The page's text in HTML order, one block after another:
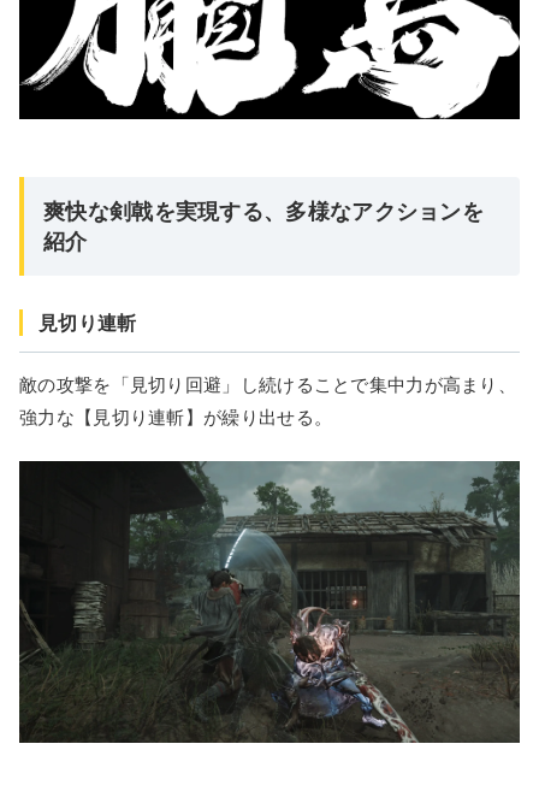
爽快な剣戟を実現する、多様なアクションを
紹介
見切り連斬
敵の攻撃を「見切り回避」し続けることで集中力が高まり、
強力な【見切り連斬】が繰り出せる。